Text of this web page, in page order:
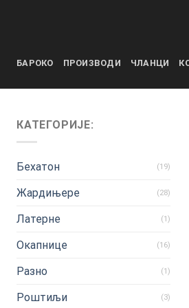
БАРОКО ПРОИЗВОДИ ЧЛАНЦИ
КАТЕГОРИЈЕ:
Бехатон (19)
Жардињере (28)
Латерне (1)
Окапнице (16)
Разно (1)
Роштиљи (3)